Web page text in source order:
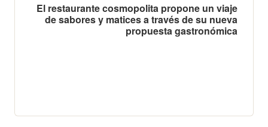
El restaurante cosmopolita propone un viaje
de sabores y matices a través de su nueva
propuesta gastronómica